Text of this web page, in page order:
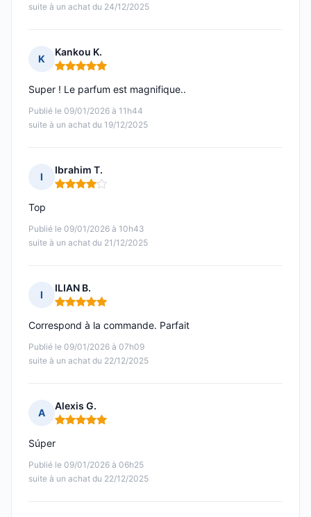
suite à un achat du 24/12/2025
K
Kankou K.
Note : 5 sur 5
Publié le 09/01/2026 à 11h44
suite à un achat du 19/12/2025
Super ! Le parfum est magnifique..
I
Ibrahim T.
Note : 4 sur 5
Publié le 09/01/2026 à 10h43
suite à un achat du 21/12/2025
Top
I
ILIAN B.
Note : 5 sur 5
Publié le 09/01/2026 à 07h09
suite à un achat du 22/12/2025
Correspond à la commande. Parfait
A
Alexis G.
Note : 5 sur 5
Publié le 09/01/2026 à 06h25
suite à un achat du 22/12/2025
Súper